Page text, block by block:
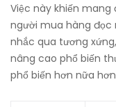
Việc này khiến
người mua hàng
nhắc qua tương
nâng cao phổ biến
phổ biến hơn nữa